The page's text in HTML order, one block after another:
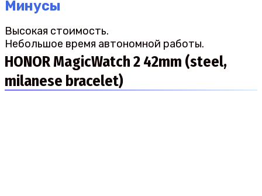
Минусы
Высокая стоимость.
Небольшое время автономной работы.
HONOR MagicWatch 2 42mm (steel,
milanese bracelet)